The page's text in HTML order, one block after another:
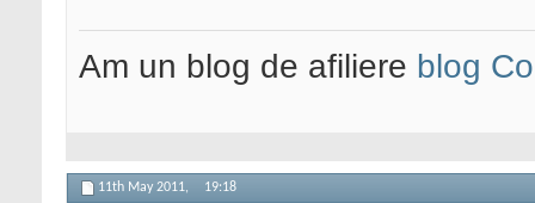
Am un blog de afiliere blog
11th May 2011, 19:18